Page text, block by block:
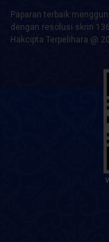
Paparan terbaik
dengan resolusi skrin
Hakcipta Terpelihara @